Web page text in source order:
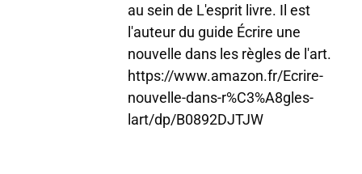
au sein de L'esprit livre. Il est
l'auteur du guide Écrire une
nouvelle dans les règles de l'art.
https://www.amazon.fr/Ecrire-
nouvelle-dans-r%C3%A8gles-
lart/dp/B0892DJTJW